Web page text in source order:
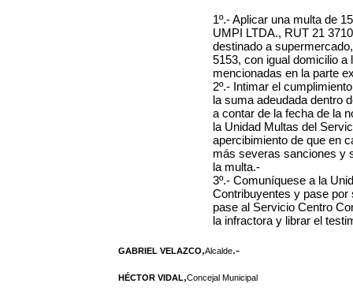
1º.- Aplicar una multa de
UMPI LTDA., RUT 21
destinado a
5153, con igual domicilio
mencionadas en la parte
2º.- Intimar el
la suma adeudada dentro
a contar de la fecha de la
la Unidad Multas del
apercibimiento de que en
más severas sanciones y
la multa.-
3º.- Comuníquese a la
Contribuyentes y pase
pase al Servicio Centro
la infractora y librar el
GABRIEL VELAZCO,Alcalde.-
HÉCTOR VIDAL,Concejal Municipal